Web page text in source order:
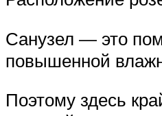
Санузел — это
повышенной
Поэтому здесь